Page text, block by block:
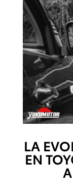
LA
EN